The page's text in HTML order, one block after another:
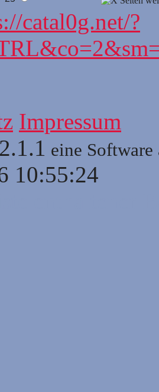
catal0g.net/?
Impressum
eine Software
10:55:24